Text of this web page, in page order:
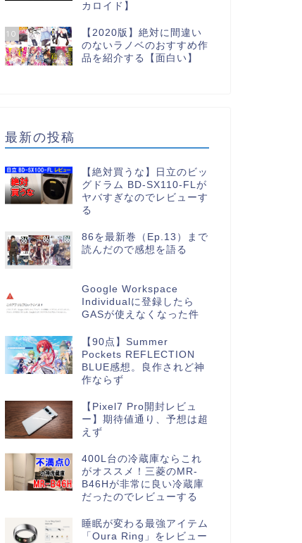
カロイド】
10
【2020版】絶対に間違い
のないラノベのおすすめ作
品を紹介する【面白い】
最新の投稿
【絶対買うな】日立のビッ
グドラム BD-SX110-FLが
ヤバすぎなのでレビューす
る
86を最新巻（Ep.13）まで
読んだので感想を語る
Google Workspace
Individualに登録したら
GASが使えなくなった件
【90点】Summer
Pockets REFLECTION
BLUE感想。良作されど神
作ならず
【Pixel7 Pro開封レビュ
ー】期待値通り、予想は超
えず
400L台の冷蔵庫ならこれ
がオススメ！三菱のMR-
B46Hが非常に良い冷蔵庫
だったのでレビューする
睡眠が変わる最強アイテム
「Oura Ring」をレビュー